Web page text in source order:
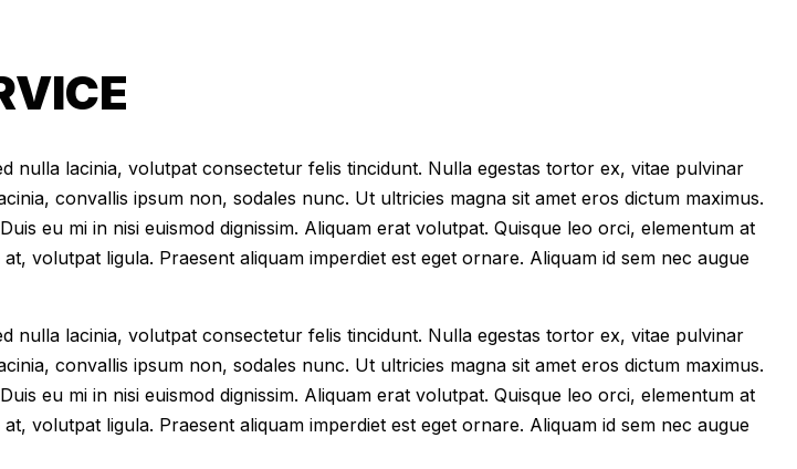
nulla lacinia, volutpat consectetur felis tincidunt. Nulla egestas tortor ex, vitae pulvinar
convallis ipsum non, sodales nunc. Ut ultricies magna sit amet eros dictum maximus.
eu mi in nisi euismod dignissim. Aliquam erat volutpat. Quisque leo orci, elementum at
volutpat ligula. Praesent aliquam imperdiet est eget ornare. Aliquam id sem nec augue
nulla lacinia, volutpat consectetur felis tincidunt. Nulla egestas tortor ex, vitae pulvinar
convallis ipsum non, sodales nunc. Ut ultricies magna sit amet eros dictum maximus.
eu mi in nisi euismod dignissim. Aliquam erat volutpat. Quisque leo orci, elementum at
volutpat ligula. Praesent aliquam imperdiet est eget ornare. Aliquam id sem nec augue